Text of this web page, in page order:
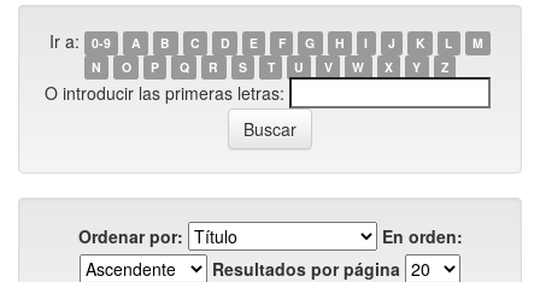
Ir a: 0-9 A B C D E F G H I J K L
M
N
O P Q R S T U V W X Y Z
O introducir las primeras letras:
Ordenar por:
En orden:
Resultados por página